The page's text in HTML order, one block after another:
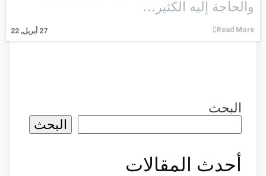
27 أبريل, 22
والحاجة إليه الكثير…
Read More
البحث
البحث
أحدث المقالات